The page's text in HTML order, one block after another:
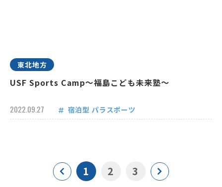
東北地方
USF Sports Camp～福島こども未来塾～
2022.09.27 宿泊型 パラスポーツ
1 2 3